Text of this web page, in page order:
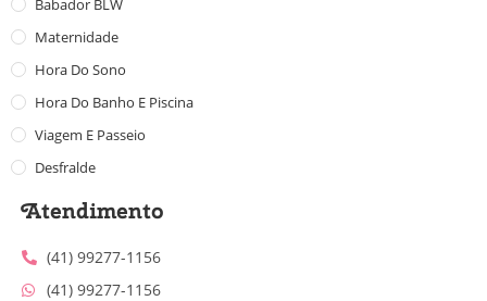
Babador BLW
Maternidade
Hora Do Sono
Hora Do Banho E Piscina
Viagem E Passeio
Desfralde
Atendimento
(41) 99277-1156
(41) 99277-1156